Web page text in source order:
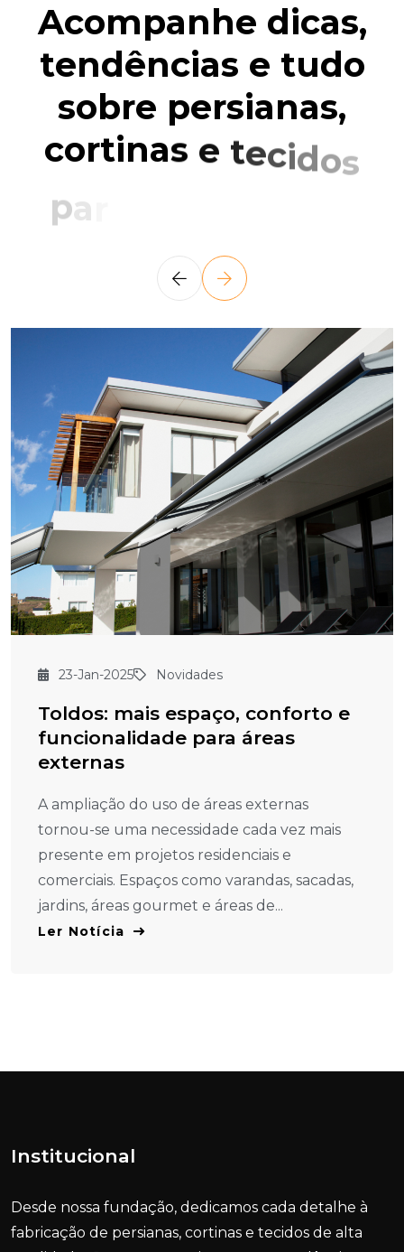
ACOMPANHE DICAS,
TENDÊNCIAS E TUDO
SOBRE PERSIANAS,
CORTINAS E TECIDOS
PA
S E
23-Jan-2025 Novidades
Toldos: mais espaço, conforto e
funcionalidade para áreas
externas
A ampliação do uso de áreas externas
tornou-se uma necessidade cada vez mais
presente em projetos residenciais e
comerciais. Espaços como varandas, sacadas,
jardins, áreas gourmet e áreas de...
Ler Notícia
Institucional
Desde nossa fundação, dedicamos cada detalhe à
fabricação de persianas, cortinas e tecidos de alta